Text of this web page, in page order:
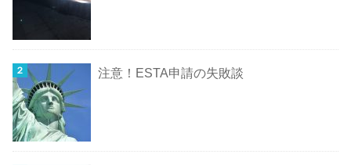
注意！ESTA申請の失敗談